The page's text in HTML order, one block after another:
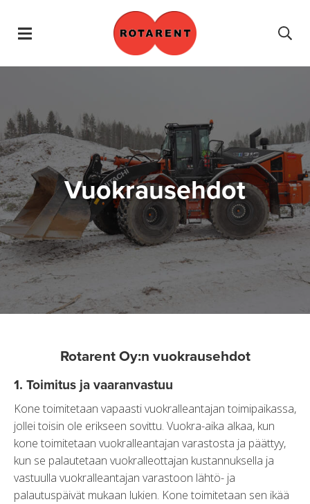
Vuokrausehdot
Rotarent Oy:n vuokrausehdot
1. Toimitus ja vaaranvastuu
Kone toimitetaan vapaasti vuokralleantajan toimipaikassa,
jollei toisin ole erikseen sovittu. Vuokra-aika alkaa, kun
kone toimitetaan vuokralleantajan varastosta ja päättyy,
kun se palautetaan vuokralleottajan kustannuksella ja
vastuulla vuokralleantajan varastoon lähtö- ja
palautuspäivät mukaan lukien. Kone toimitetaan sen ikää